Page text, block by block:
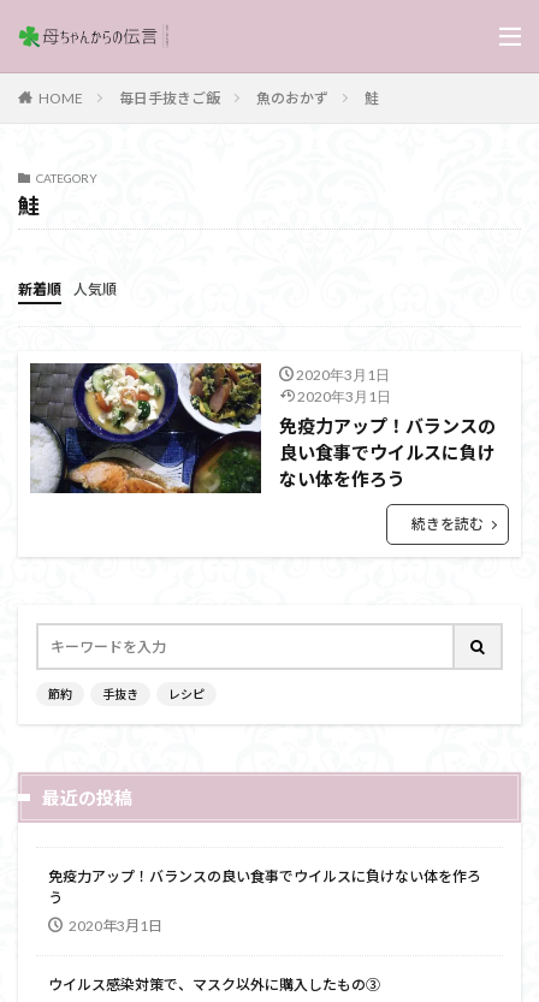
HOME 毎日手抜きご飯 魚のおかず 鮭
CATEGORY
鮭
新着順 人気順
2020年3月1日
2020年3月1日
免疫力アップ！バランスの
良い食事でウイルスに負け
ない体を作ろう
続きを読む
節約 手抜き レシピ
最近の投稿
免疫力アップ！バランスの良い食事でウイルスに負けない体を作ろ
う
2020年3月1日
ウイルス感染対策で、マスク以外に購入したもの③